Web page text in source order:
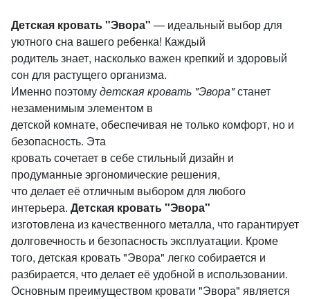
Детская кровать "Эвора" — идеальный выбор для
уютного сна вашего ребенка! Каждый
родитель знает, насколько важен крепкий и здоровый
сон для растущего организма.
Именно поэтомудетская кровать "Эвора"станет
незаменимым элементом в
детской комнате, обеспечивая не только комфорт, но и
безопасность. Эта
кровать сочетает в себе стильный дизайн и
продуманные эргономические решения,
что делает её отличным выбором для любого
интерьера. Детская кровать "Эвора"
изготовлена из качественного металла, что гарантирует
долговечность и безопасность эксплуатации. Кроме
того, детская кровать "Эвора" легко собирается и
разбирается, что делает её удобной в использовании.
Основным преимуществом кровати "Эвора" является